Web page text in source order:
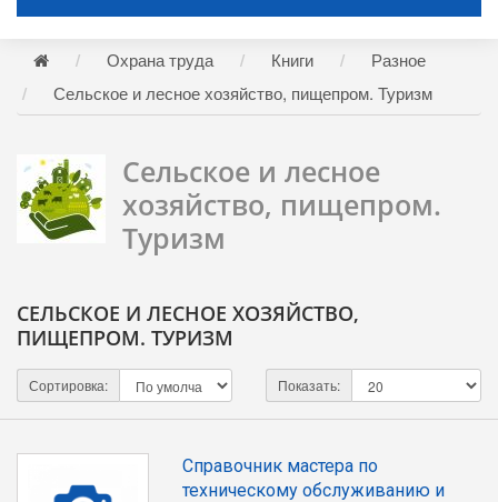
Охрана труда Книги
Разное
Сельское и лесное хозяйство, пищепром. Туризм
Сельское и лесное
хозяйство, пищепром.
Туризм
СЕЛЬСКОЕ И ЛЕСНОЕ ХОЗЯЙСТВО,
ПИЩЕПРОМ. ТУРИЗМ
Сортировка: Показать:
Справочник мастера по
техническому обслуживанию и